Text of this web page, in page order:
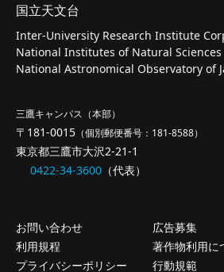
国立天文台
Inter-University Research Institute
National Institutes of Natural Sciences
National Astronomical Observatory of
三鷹キャンパス（本部）
〒181-0015 （個別郵便番号：181-8588）
東京都三鷹市大沢2-21-1
0422-34-3600 （代表）
お問い合わせ
広告募集
利用規程
著作物利用に
プライバシーポリシー
行動規範